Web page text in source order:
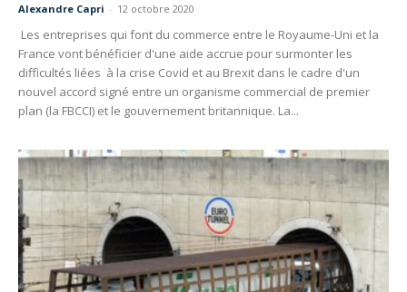
Alexandre Capri - 12 octobre 2020
Les entreprises qui font du commerce entre le Royaume-Uni et la
France vont bénéficier d'une aide accrue pour surmonter les
difficultés liées à la crise Covid et au Brexit dans le cadre d'un
nouvel accord signé entre un organisme commercial de premier
plan (la FBCCI) et le gouvernement britannique. La...